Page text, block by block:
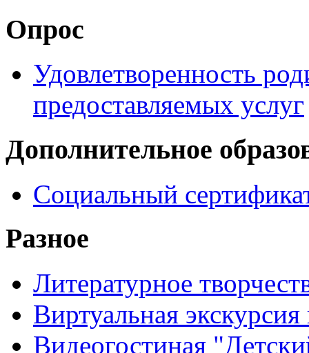
Опрос
Удовлетворенность
предоставляемых услуг
Дополнительное
Социальный
Разное
Литературное
Виртуальная
Видеогостиная